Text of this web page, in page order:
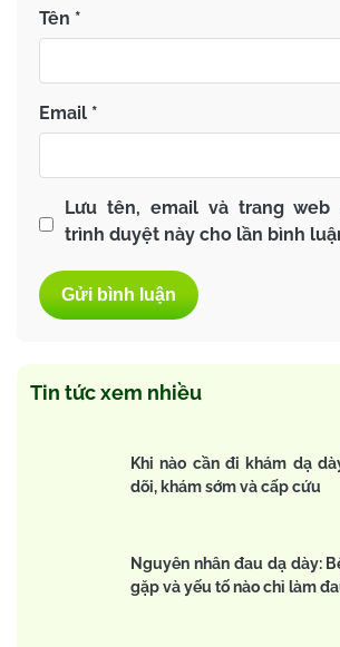
Tên *
Email *
Lưu tên, email và trang
trình duyệt này cho lần bình
Tin tức xem nhiều
Khi nào cần đi khám dạ
dõi, khám sớm và cấp cứu
Nguyên nhân đau dạ dày:
gặp và yếu tố nào chỉ làm